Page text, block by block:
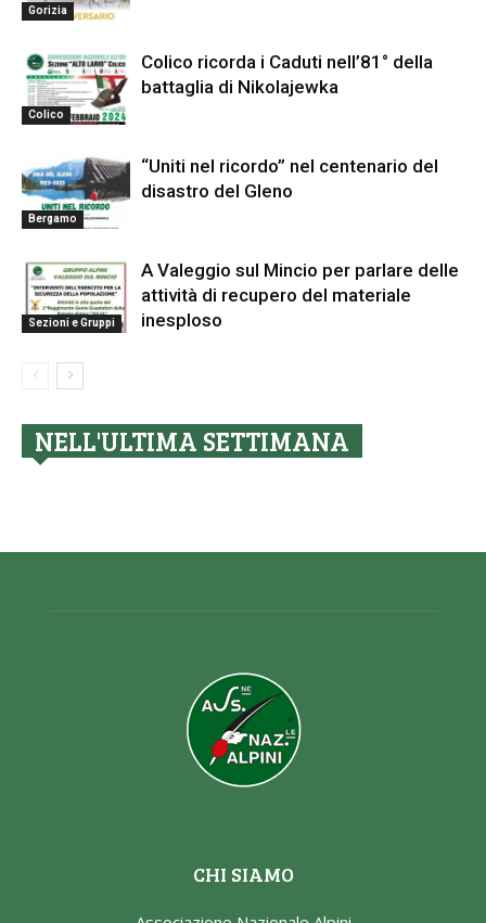
Gorizia
Colico
Colico ricorda i Caduti nell’81° della
battaglia di Nikolajewka
Bergamo
“Uniti nel ricordo” nel centenario del
disastro del Gleno
Sezioni e Gruppi
A Valeggio sul Mincio per parlare delle
attività di recupero del materiale
inesploso
NELL'ULTIMA SETTIMANA
CHI SIAMO